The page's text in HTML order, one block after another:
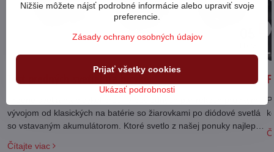
Test predných svetiel na bicykel
vývojom od klasických na batérie so žiarovkami po diódové svetlá
so vstavaným akumulátorom. Ktoré svetlo z našej ponuky najlepšie
vyhovie vašim požiadavkám?
Čítajte viac
Nižšie môžete nájsť podrobné informácie alebo upraviť svoje
preferencie.
Zásady ochrany osobných údajov
Ukázať podrobnosti
Prijať všetky cookies